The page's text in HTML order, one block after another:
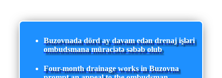
Buzovnada dörd ay davam edən drenaj işləri
ombudsmana müraciətə səbəb olub
Four-month drainage works in Buzovna